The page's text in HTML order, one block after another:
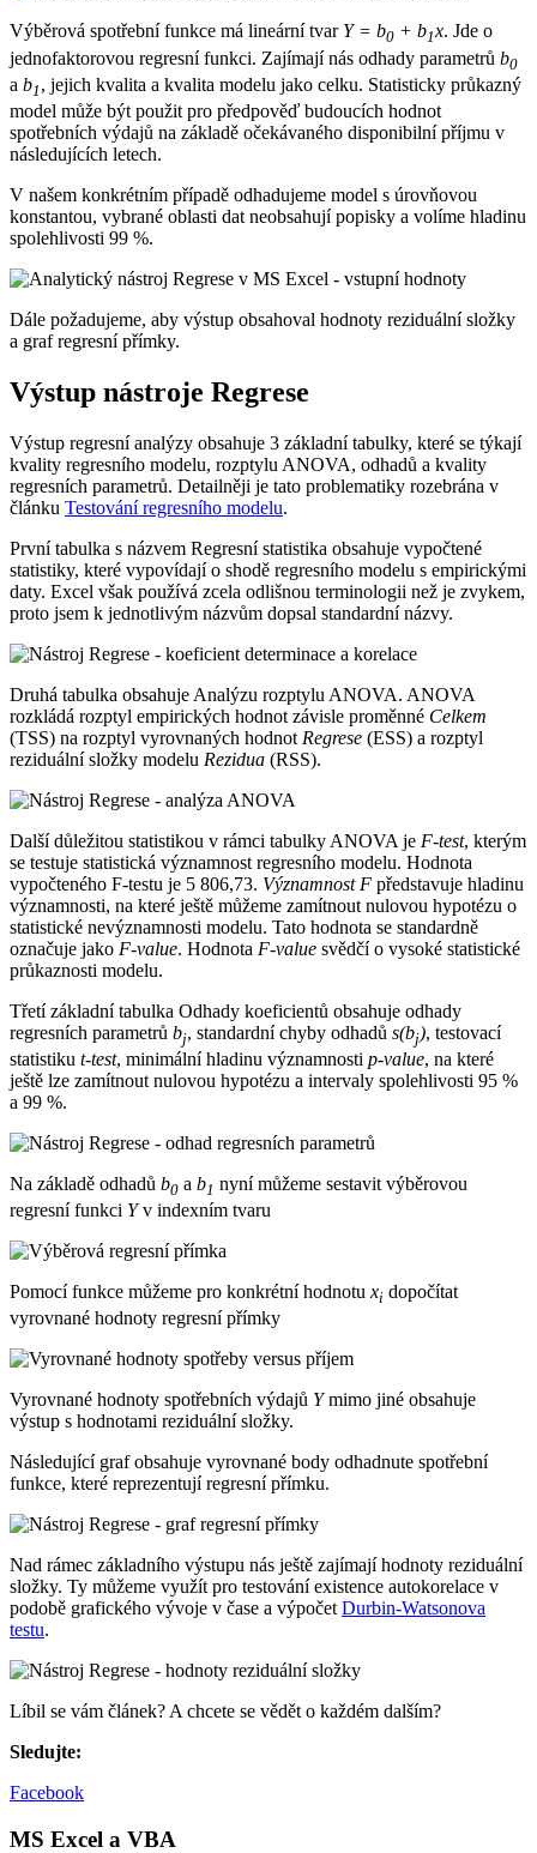
Výběrová spotřební funkce má lineární tvar Y = b0 + b1x. Jde o
jednofaktorovou regresní funkci. Zajímají nás odhady parametrů b0
a b1 , jejich kvalita a kvalita modelu jako celku. Statisticky průkazný
model může být použit pro předpověď budoucích hodnot
spotřebních výdajů na základě očekávaného disponibilní příjmu v
následujících letech.
V našem konkrétním případě odhadujeme model s úrovňovou
konstantou, vybrané oblasti dat neobsahují popisky a volíme hladinu
spolehlivosti 99 %.
Dále požadujeme, aby výstup obsahoval hodnoty reziduální složky
a graf regresní přímky.
Výstup nástroje Regrese
Výstup regresní analýzy obsahuje 3 základní tabulky, které se týkají
kvality regresního modelu, rozptylu ANOVA, odhadů a kvality
regresních parametrů. Detailněji je tato problematiky rozebrána v
článku Testování regresního modelu.
První tabulka s názvem Regresní statistika obsahuje vypočtené
statistiky, které vypovídají o shodě regresního modelu s empirickými
daty. Excel však používá zcela odlišnou terminologii než je zvykem,
proto jsem k jednotlivým názvům dopsal standardní názvy.
Druhá tabulka obsahuje Analýzu rozptylu ANOVA. ANOVA
rozkládá rozptyl empirických hodnot závisle proměnné Celkem
(TSS) na rozptyl vyrovnaných hodnot Regrese (ESS) a rozptyl
reziduální složky modelu Rezidua (RSS).
Další důležitou statistikou v rámci tabulky ANOVA je F-test, kterým
se testuje statistická významnost regresního modelu. Hodnota
vypočteného F-testu je 5 806,73. Významnost F představuje hladinu
významnosti, na které ještě můžeme zamítnout nulovou hypotézu o
statistické nevýznamnosti modelu. Tato hodnota se standardně
označuje jako F-value. Hodnota F-value svědčí o vysoké statistické
průkaznosti modelu.
Třetí základní tabulka Odhady koeficientů obsahuje odhady
regresních parametrů bj, standardní chyby odhadů s(bj), testovací
statistiku t-test, minimální hladinu významnosti p-value, na které
ještě lze zamítnout nulovou hypotézu a intervaly spolehlivosti 95 %
a 99 %.
Na základě odhadů b0 a b1 nyní můžeme sestavit výběrovou
regresní funkci Yv indexním tvaru
Pomocí funkce můžeme pro konkrétní hodnotu xi dopočítat
vyrovnané hodnoty regresní přímky
Vyrovnané hodnoty spotřebních výdajů Ymimo jiné obsahuje
výstup s hodnotami reziduální složky.
Následující graf obsahuje vyrovnané body odhadnute spotřební
funkce, které reprezentují regresní přímku.
Nad rámec základního výstupu nás ještě zajímají hodnoty reziduální
složky. Ty můžeme využít pro testování existence autokorelace v
podobě grafického vývoje v čase a výpočet Durbin-Watsonova
testu.
Líbil se vám článek? A chcete se vědět o každém dalším?
Sledujte:
Facebook
MS Excel a VBA